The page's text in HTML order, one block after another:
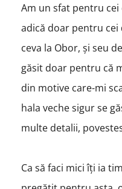
Am un sfat pentru
adică doar pentru cei
ceva la Obor, și seu
găsit doar pentru că
din motive care-mi
hala veche sigur se
multe detalii,
Ca să faci mici îți ia